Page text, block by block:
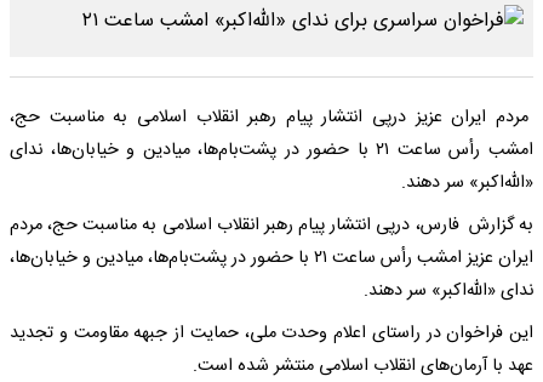
مردم ایران عزیز درپی انتشار پیام رهبر انقلاب اسلامی به مناسبت حج،
امشب رأس ساعت ۲۱ با حضور در پشت‌بام‌ها، میادین و خیابان‌ها، ندای
«الله‌اکبر» سر دهند.
به گزارش فارس، درپی انتشار پیام رهبر انقلاب اسلامی به مناسبت حج، مردم
ایران عزیز امشب رأس ساعت ۲۱ با حضور در پشت‌بام‌ها، میادین و خیابان‌ها،
ندای «الله‌اکبر» سر دهند.
این فراخوان در راستای اعلام وحدت ملی، حمایت از جبهه مقاومت و تجدید
عهد با آرمان‌های انقلاب اسلامی منتشر شده است.